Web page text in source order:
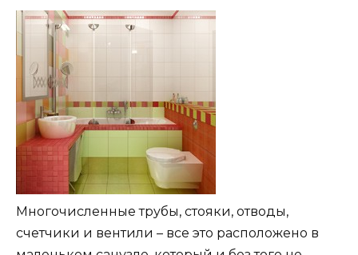
Многочисленные трубы, стояки, отводы,
счетчики и вентили – все это расположено в